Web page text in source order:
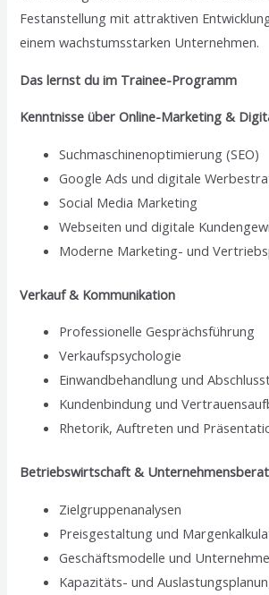
Festanstellung mit attraktiven
einem wachstumsstarken Unternehmen.
Das lernst du im Trainee-Programm
Kenntnisse über Online-Marketing &
Suchmaschinenoptimierung (SEO)
Google Ads und digitale
Social Media Marketing
Webseiten und digitale
Moderne Marketing- und
Verkauf & Kommunikation
Professionelle Gesprächsführung
Verkaufspsychologie
Einwandbehandlung und
Kundenbindung und
Rhetorik, Auftreten und
Betriebswirtschaft &
Zielgruppenanalysen
Preisgestaltung und
Geschäftsmodelle und
Kapazitäts- und